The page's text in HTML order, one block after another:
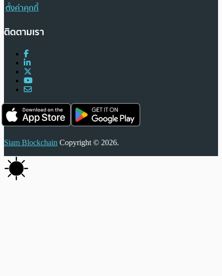
ตั้งค่าคุกกี้
ติดตามเรา
Siam Blockchain Copyright © 2026.